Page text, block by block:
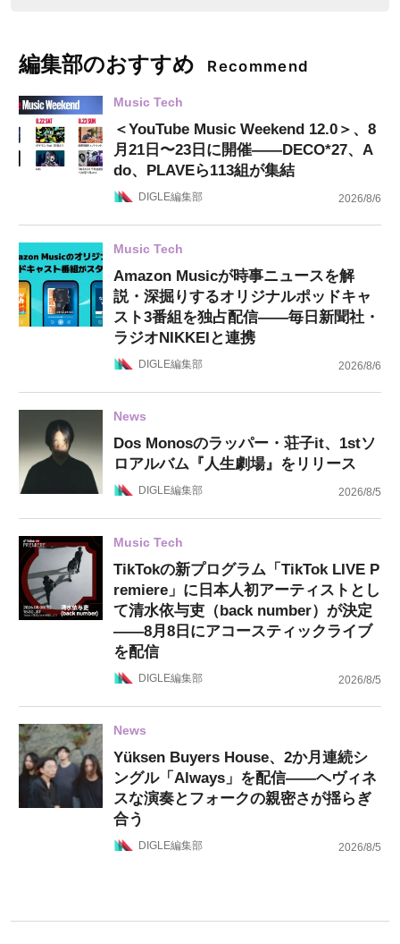
編集部のおすすめ Recommend
Music Tech
＜YouTube Music Weekend 12.0＞、8
月21日〜23日に開催——DECO*27、A
do、PLAVEら113組が集結
DIGLE編集部 2026/8/6
Music Tech
Amazon Musicが時事ニュースを解
説・深掘りするオリジナルポッドキャ
スト3番組を独占配信——毎日新聞社・
ラジオNIKKEIと連携
DIGLE編集部 2026/8/6
News
Dos Monosのラッパー・荘子it、1stソ
ロアルバム『人生劇場』をリリース
DIGLE編集部 2026/8/5
Music Tech
TikTokの新プログラム「TikTok LIVE P
remiere」に日本人初アーティストとし
て清水依与吏（back number）が決定
——8月8日にアコースティックライブ
を配信
DIGLE編集部 2026/8/5
News
Yüksen Buyers House、2か月連続シ
ングル「Always」を配信——ヘヴィネ
スな演奏とフォークの親密さが揺らぎ
合う
DIGLE編集部 2026/8/5